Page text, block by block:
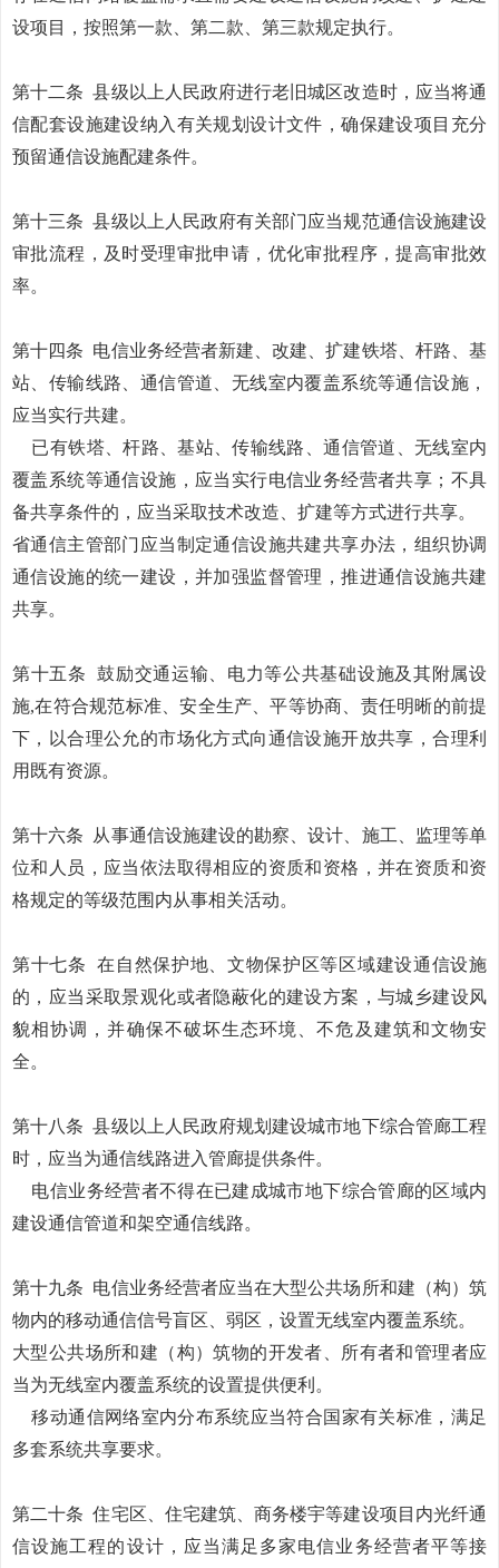
设项目，按照第一款、第二款、第三款规定执行。
第十二条 县级以上人民政府进行老旧城区改造时，应当将通
信配套设施建设纳入有关规划设计文件，确保建设项目充分
预留通信设施配建条件。
第十三条 县级以上人民政府有关部门应当规范通信设施建设
审批流程，及时受理审批申请，优化审批程序，提高审批效
率。
第十四条 电信业务经营者新建、改建、扩建铁塔、杆路、基
站、传输线路、通信管道、无线室内覆盖系统等通信设施，
应当实行共建。
已有铁塔、杆路、基站、传输线路、通信管道、无线室内
覆盖系统等通信设施，应当实行电信业务经营者共享；不具
备共享条件的，应当采取技术改造、扩建等方式进行共享。
省通信主管部门应当制定通信设施共建共享办法，组织协调
通信设施的统一建设，并加强监督管理，推进通信设施共建
共享。
第十五条
鼓励交通运输、电力等公共基础设施及其附属设
施,在符合规范标准、安全生产、平等协商、责任明晰的前提
下，以合理公允的市场化方式向通信设施开放共享，合理利
用既有资源。
第十六条
从事通信设施建设的勘察、设计、施工、监理等单
位和人员，应当依法取得相应的资质和资格，并在资质和资
格规定的等级范围内从事相关活动。
第十七条
在自然保护地、文物保护区等区域建设通信设施
的，应当采取景观化或者隐蔽化的建设方案，与城乡建设风
貌相协调，并确保不破坏生态环境、不危及建筑和文物安
全。
第十八条 县级以上人民政府规划建设城市地下综合管廊工程
时，应当为通信线路进入管廊提供条件。
电信业务经营者不得在已建成城市地下综合管廊的区域内
建设通信管道和架空通信线路。
第十九条 电信业务经营者应当在大型公共场所和建（构）筑
物内的移动通信信号盲区、弱区，设置无线室内覆盖系统。
大型公共场所和建（构）筑物的开发者、所有者和管理者应
当为无线室内覆盖系统的设置提供便利。
移动通信网络室内分布系统应当符合国家有关标准，满足
多套系统共享要求。
第二十条 住宅区、住宅建筑、商务楼宇等建设项目内光纤通
信设施工程的设计，应当满足多家电信业务经营者平等接